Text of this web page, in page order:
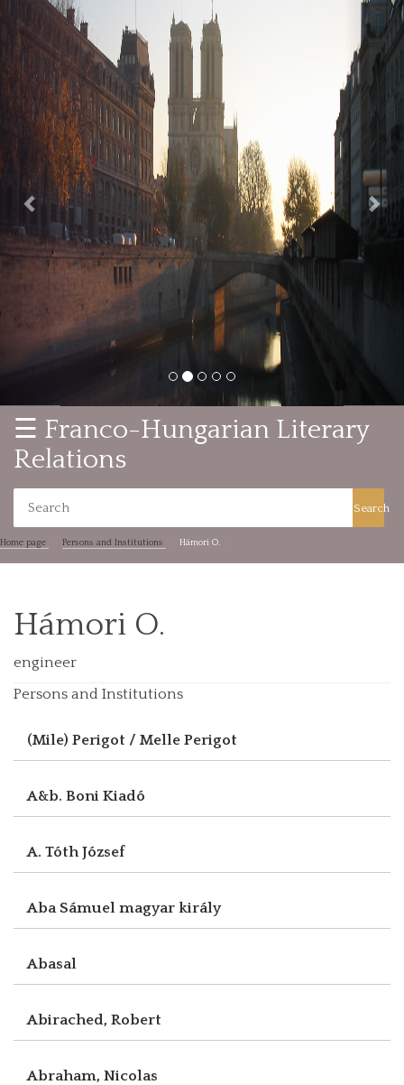
Previous
☰ Franco-Hungarian Literary
Relations
Search
Home page Persons and Institutions Hámori O.
Hámori O.
engineer
Persons and Institutions
(Mile) Perigot / Melle Perigot
A&b. Boni Kiadó
A. Tóth József
Aba Sámuel magyar király
Abasal
Abirached, Robert
Abraham, Nicolas